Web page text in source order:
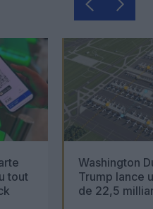
tout
Washington
Trump lance
de 22,5